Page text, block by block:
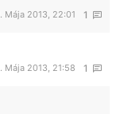
1
Mája 2013, 22:01
1
Mája 2013, 21:58